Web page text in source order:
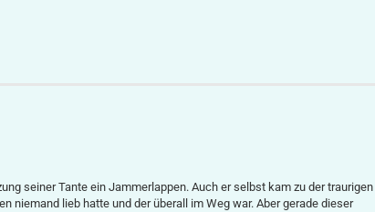
seiner Tante ein Jammerlappen. Auch er selbst kam zu der traurigen
niemand lieb hatte und der überall im Weg war. Aber gerade dieser